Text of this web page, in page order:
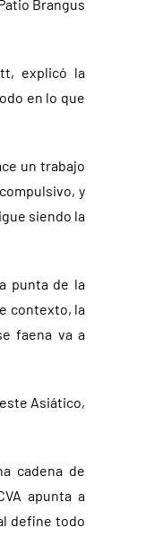
Brangus
explicó la
en lo que
un trabajo
y
siendo la
punta de la
contexto, la
faena va a
Asiático,
cadena de
apunta a
define todo